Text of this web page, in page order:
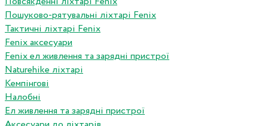
Пошуково-рятувальні ліхтарі Fenix
Тактичні ліхтарі Fenix
Fenix аксесуари
Fenix ел живлення та зарядні пристрої
Naturehike ліхтарі
Кемпінгові
Налобні
Ел живлення та зарядні пристрої